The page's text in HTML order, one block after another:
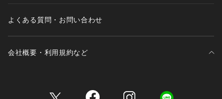
よくある質問・お問い合わせ
会社概要・利用規約など